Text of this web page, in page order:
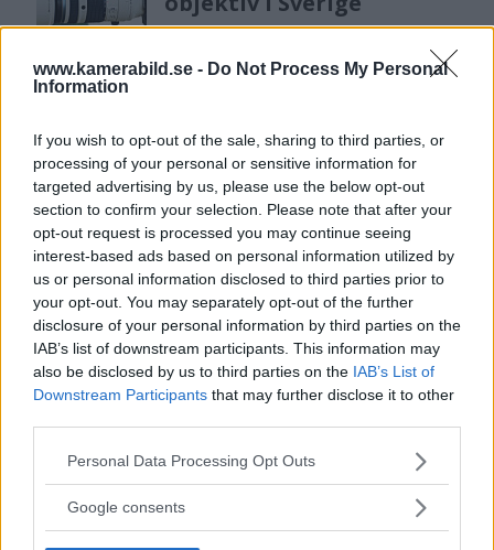
www.kamerabild.se - Do Not Process My Personal
Information
If you wish to opt-out of the sale, sharing to third parties, or
processing of your personal or sensitive information for
targeted advertising by us, please use the below opt-out
section to confirm your selection. Please note that after your
opt-out request is processed you may continue seeing
interest-based ads based on personal information utilized by
us or personal information disclosed to third parties prior to
your opt-out. You may separately opt-out of the further
disclosure of your personal information by third parties on the
IAB’s list of downstream participants. This information may
also be disclosed by us to third parties on the IAB’s List of
Downstream Participants that may further disclose it to other
Please note that this website/app uses one or more Google
not limited to your visit or usage behaviour. You may click to
Personal Data Processing Opt Outs
Google consents
fågel, sport & natur
F3 Foto – Sveriges nya
fotodagar till Göteborg,
Lund & Stockholm
Dolby Vision 2 lanseras –
nästa generation HDR